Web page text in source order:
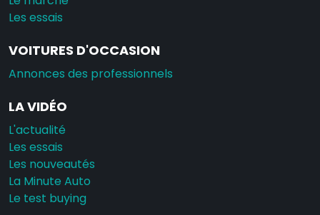
Les essais
VOITURES D'OCCASION
Annonces des professionnels
LA VIDÉO
L'actualité
Les essais
Les nouveautés
La Minute Auto
Le test buying